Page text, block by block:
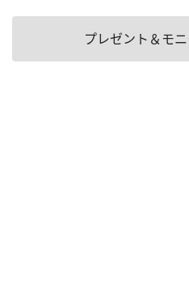
プレゼント＆モ